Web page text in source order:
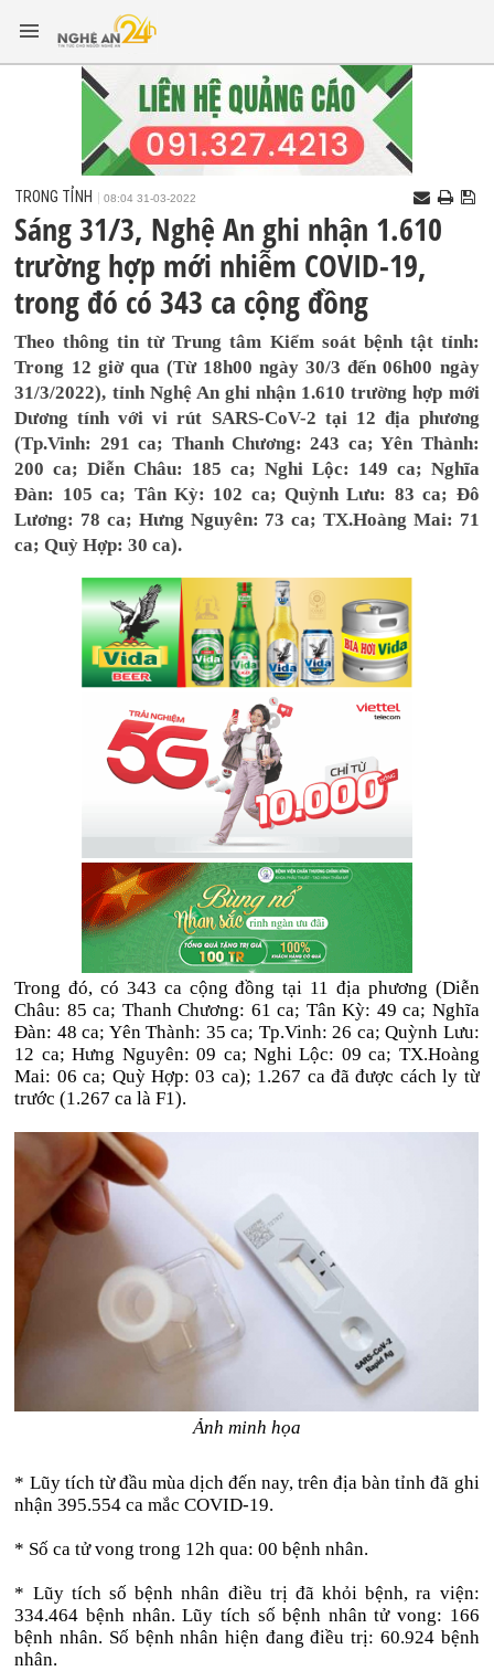
TRONG TỈNH 08:04 31-03-2022
Sáng 31/3, Nghệ An ghi nhận 1.610
trường hợp mới nhiễm COVID-19,
trong đó có 343 ca cộng đồng
Theo thông tin từ Trung tâm Kiểm soát bệnh tật tỉnh:
Trong 12 giờ qua (Từ 18h00 ngày 30/3 đến 06h00 ngày
31/3/2022), tỉnh Nghệ An ghi nhận 1.610 trường hợp mới
Dương tính với vi rút SARS-CoV-2 tại 12 địa phương
(Tp.Vinh: 291 ca; Thanh Chương: 243 ca; Yên Thành:
200 ca; Diễn Châu: 185 ca; Nghi Lộc: 149 ca; Nghĩa
Đàn: 105 ca; Tân Kỳ: 102 ca; Quỳnh Lưu: 83 ca; Đô
Lương: 78 ca; Hưng Nguyên: 73 ca; TX.Hoàng Mai: 71
ca; Quỳ Hợp: 30 ca).
Trong đó, có 343 ca cộng đồng tại 11 địa phương (Diễn
Châu: 85 ca; Thanh Chương: 61 ca; Tân Kỳ: 49 ca; Nghĩa
Đàn: 48 ca; Yên Thành: 35 ca; Tp.Vinh: 26 ca; Quỳnh Lưu:
12 ca; Hưng Nguyên: 09 ca; Nghi Lộc: 09 ca; TX.Hoàng
Mai: 06 ca; Quỳ Hợp: 03 ca); 1.267 ca đã được cách ly từ
trước (1.267 ca là F1).
Ảnh minh họa
* Lũy tích từ đầu mùa dịch đến nay, trên địa bàn tỉnh đã ghi
nhận 395.554 ca mắc COVID-19.
* Số ca tử vong trong 12h qua: 00 bệnh nhân.
* Lũy tích số bệnh nhân điều trị đã khỏi bệnh, ra viện:
334.464 bệnh nhân. Lũy tích số bệnh nhân tử vong: 166
bệnh nhân. Số bệnh nhân hiện đang điều trị: 60.924 bệnh
nhân.